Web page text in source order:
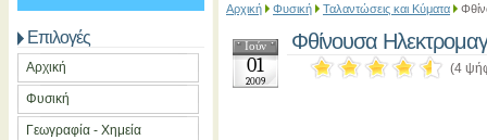
Επιλογές
Αρχική
Φυσική
Γεωγραφία - Χημεία
Αρχική Φυσική Ταλαντώσεις και Κύματα
Ιούν
01
2009
Φθίνουσα
(4